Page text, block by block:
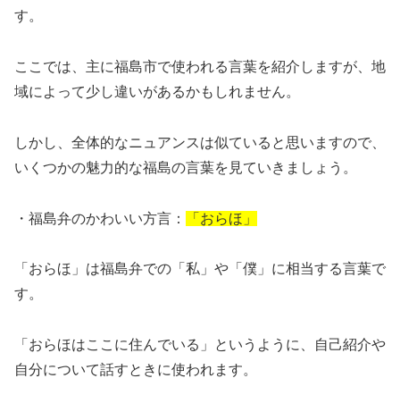
す。
ここでは、主に福島市で使われる言葉を紹介しますが、地
域によって少し違いがあるかもしれません。
しかし、全体的なニュアンスは似ていると思いますので、
いくつかの魅力的な福島の言葉を見ていきましょう。
・福島弁のかわいい方言： 「おらほ」
「おらほ」は福島弁での「私」や「僕」に相当する言葉で
す。
「おらほはここに住んでいる」というように、自己紹介や
自分について話すときに使われます。